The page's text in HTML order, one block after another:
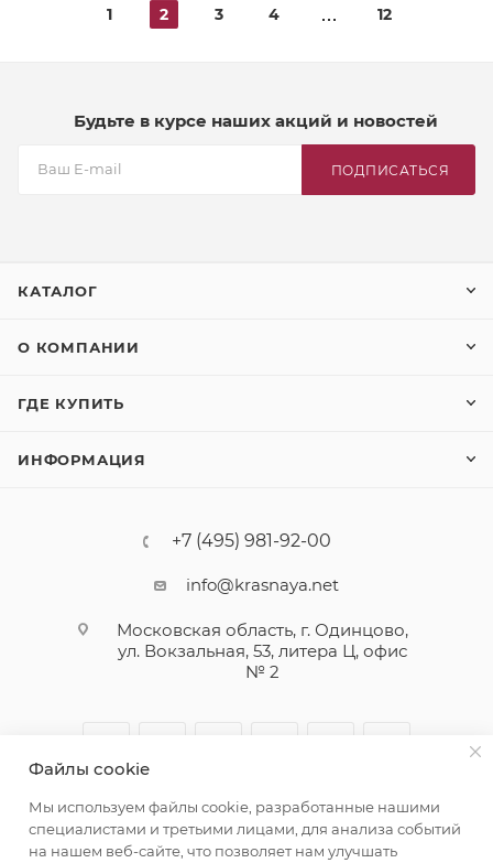
1 2 3 4 12
Будьте в курсе наших акций и новостей
ПОДПИСАТЬСЯ
КАТАЛОГ
О КОМПАНИИ
ГДЕ КУПИТЬ
ИНФОРМАЦИЯ
+7 (495) 981-92-00
info@krasnaya.net
Московская область, г. Одинцово,
ул. Вокзальная, 53, литера Ц, офис
№ 2
Файлы cookie
Мы используем файлы cookie, разработанные нашими
специалистами и третьими лицами, для анализа событий
на нашем веб-сайте, что позволяет нам улучшать